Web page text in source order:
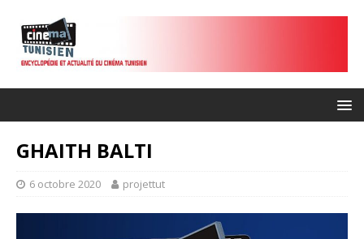
GHAITH BALTI
6 octobre 2020 projettut